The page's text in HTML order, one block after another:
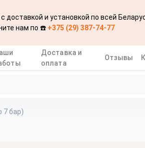
и установкой по всей
нам по ☎️ +375 (29) 387-74-77
Доставка и
оплата
Отзывы
7 бар)